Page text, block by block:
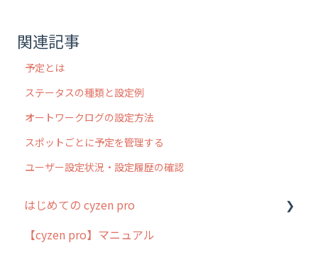
関連記事
予定とは
ステータスの種類と設定例
オートワークログの設定方法
スポットごとに予定を管理する
ユーザー設定状況・設定履歴の確認
はじめての cyzen pro
cyzen pro とは？
【cyzen pro】マニュアル